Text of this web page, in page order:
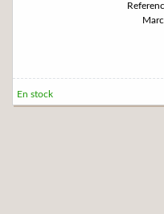
En stock